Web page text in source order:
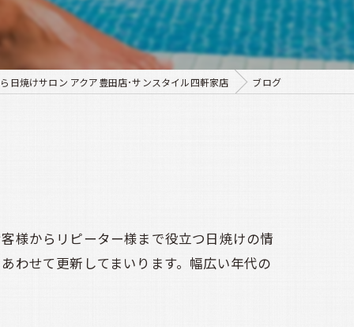
学生
個室
日焼けサロン アクア豊田店･サンスタイル四軒家店 ブログ
様からリピーター様まで役立つ日焼けの情
わせて更新してまいります。幅広い年代の